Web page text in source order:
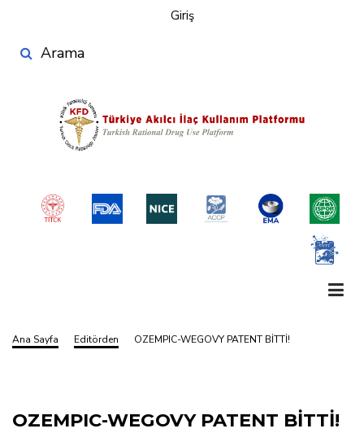
atlamenu
Giriş
Search
Sayfa
yolu
Ana Sayfa Editörden OZEMPIC-WEGOVY PATENT BİTTİ!
OZEMPIC-WEGOVY PATENT BİTTİ!